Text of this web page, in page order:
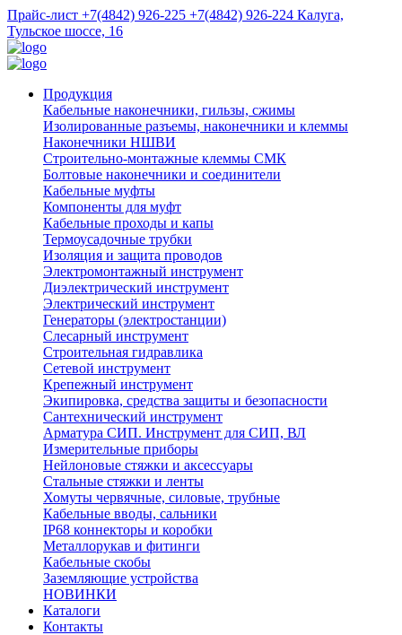
Прайс-лист +7(4842) 926-225 +7(4842) 926-224 Калуга,
Тульское шоссе, 16
Продукция
Кабельные наконечники, гильзы, сжимы
Изолированные разъемы, наконечники и клеммы
Наконечники НШВИ
Строительно-монтажные клеммы СМК
Болтовые наконечники и соединители
Кабельные муфты
Компоненты для муфт
Кабельные проходы и капы
Термоусадочные трубки
Изоляция и защита проводов
Электромонтажный инструмент
Диэлектрический инструмент
Электрический инструмент
Генераторы (электростанции)
Слесарный инструмент
Строительная гидравлика
Сетевой инструмент
Крепежный инструмент
Экипировка, средства защиты и безопасности
Сантехнический инструмент
Арматура СИП. Инструмент для СИП, ВЛ
Измерительные приборы
Нейлоновые стяжки и аксессуары
Стальные стяжки и ленты
Хомуты червячные, силовые, трубные
Кабельные вводы, сальники
IP68 коннекторы и коробки
Металлорукав и фитинги
Кабельные скобы
Заземляющие устройства
НОВИНКИ
Каталоги
Контакты